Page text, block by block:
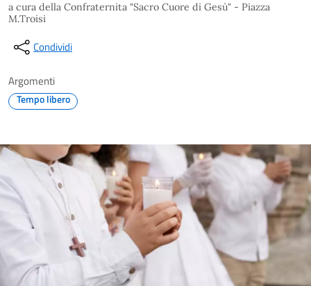
a cura della Confraternita "Sacro Cuore di Gesù" - Piazza
M.Troisi
Condividi
Argomenti
Tempo libero